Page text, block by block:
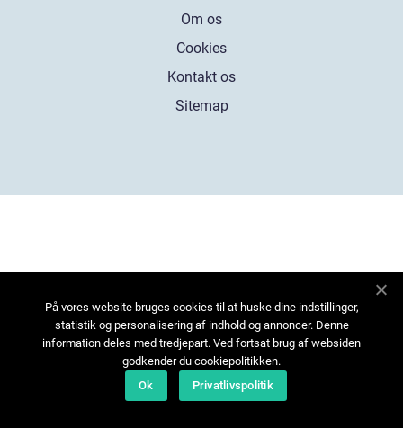
Om os
Cookies
Kontakt os
Sitemap
På vores website bruges cookies til at huske dine indstillinger,
statistik og personalisering af indhold og annoncer. Denne
information deles med tredjepart. Ved fortsat brug af websiden
godkender du cookiepolitikken.
Ok
Privatlivspolitik